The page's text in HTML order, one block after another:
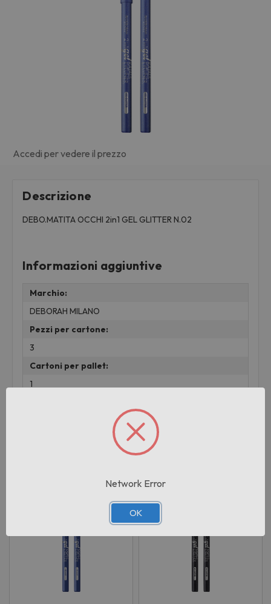
Accedi per vedere il prezzo
Descrizione
DEBO.MATITA OCCHI 2in1 GEL GLITTER N.02
Informazioni aggiuntive
Marchio:
DEBORAH MILANO
Pezzi per cartone:
3
Cartoni per pallet:
1
Prodotti correlati
Network Error
OK